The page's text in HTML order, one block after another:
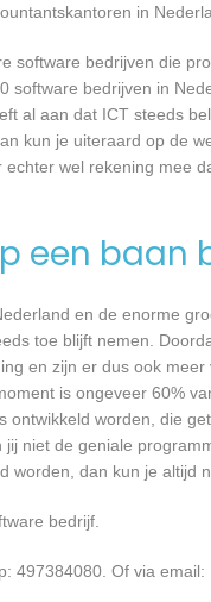
in
software bedrijven die
software bedrijven in
al aan dat ICT steeds
kun je uiteraard op de
wel rekening mee
een baan
en de enorme
toe blijft nemen.
en zijn er dus ook
is ongeveer 60%
ontwikkeld worden, die
niet de geniale
dan kun je altijd
bedrijf.
497384080. Of via email: